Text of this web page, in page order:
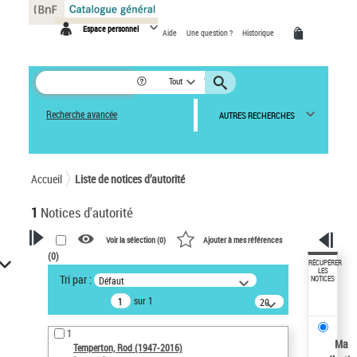
Espace personnel Aide Une question ? Historique
Tout
Recherche avancée AUTRES RECHERCHES
Accueil Liste de notices d’autorité
1 Notices d'autorité
VOTRE RECHERCHE
Recherche avancée dans les
notices d’autorité
Œuvres liées à l'auteur :
Temperton, Rod (1947-2016)
Voir la sélection (0) Ajouter à mes références
(0)
Tri par : Défaut
sur 1
20
résultats/page
1
Temperton, Rod (1947-2016)
RÉCUPÉRER
LES
NOTICES
Ma
Panneau de gestion des cookies